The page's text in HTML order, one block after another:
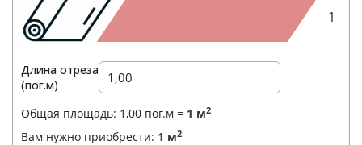
1
Длина отреза
(пог.м)
Общая площадь: 1,00 пог.м = 1 м2
Вам нужно приобрести: 1 м2